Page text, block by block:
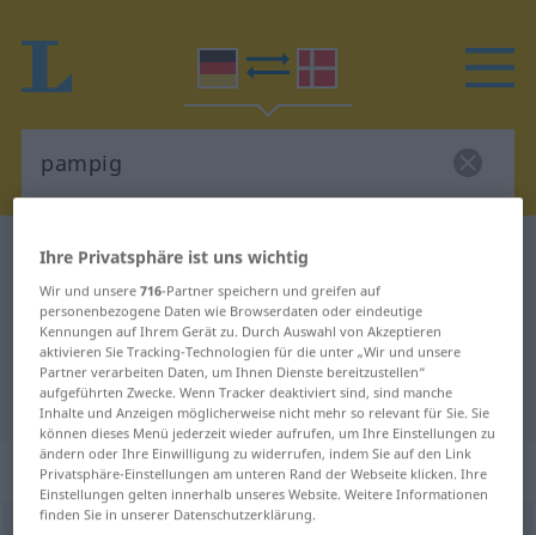
Deutsch-Dänisch Wörterbuch
Deutsch-Dänisch Übersetzung für
"pampig"
"pampig" Dänisch Übersetzung
„pampig“
Ihre Privatsphäre ist uns wichtig
Wir und unsere716-Partner speichern und greifen auf
personenbezogene Daten wie Browserdaten oder eindeutige
Kennungen auf Ihrem Gerät zu. Durch Auswahl von Akzeptieren
aktivieren Sie Tracking-Technologien für die unter „Wir und unsere
Partner verarbeiten Daten, um Ihnen Dienste bereitzustellen“
aufgeführten Zwecke. Wenn Tracker deaktiviert sind, sind manche
Inhalte und Anzeigen möglicherweise nicht mehr so relevant für Sie. Sie
können dieses Menü jederzeit wieder aufrufen, um Ihre Einstellungen zu
ändern oder Ihre Einwilligung zu widerrufen, indem Sie auf den Link
Privatsphäre-Einstellungen am unteren Rand der Webseite klicken. Ihre
Einstellungen gelten innerhalb unseres Website. Weitere Informationen
finden Sie in unserer Datenschutzerklärung.